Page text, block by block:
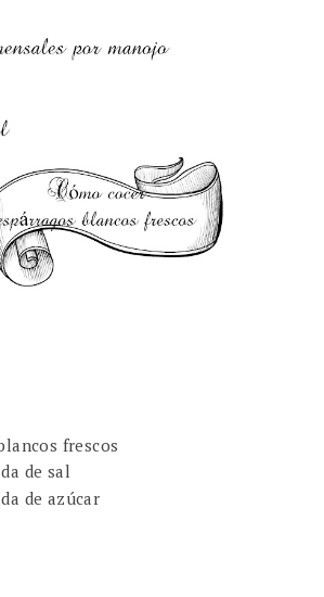
frescos
de sal
de azúcar